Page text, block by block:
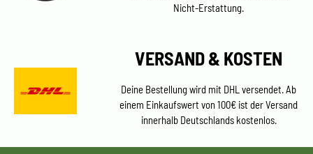
Nicht-Erstattung.
VERSAND & KOSTEN
Deine Bestellung wird mit DHL versendet. Ab
einem Einkaufswert von 100€ ist der Versand
innerhalb Deutschlands kostenlos.